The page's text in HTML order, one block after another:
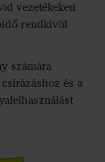
vezetékeken
rendkívül
számára
és a